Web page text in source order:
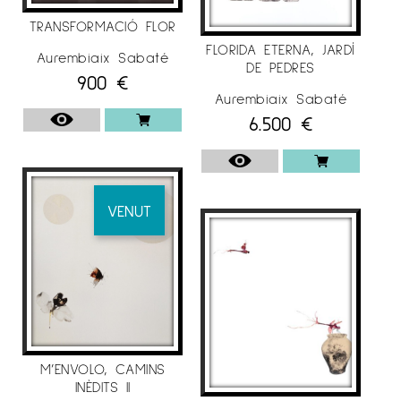
–Sala Coma Estadella
i Arquitectes Técnics de Lleida
EXPOSICIONS COL·LECTIVES
. 2020
– Galeria Espai Cavallers
2018
– Galeria Espai Cavallers
“Art emergent”,
Lleida.
– Galeria Espai Cavallers“Dones d’art”, Lleida.
TRANSFORMACIÓ FLOR
Aurembiaix Sabaté
900 €
VENUT
M’ENVOLO, CAMINS
INÈDITS II
FLORIDA ETERNA, JARDÍ
DE PEDRES
Aurembiaix Sabaté
6.500 €